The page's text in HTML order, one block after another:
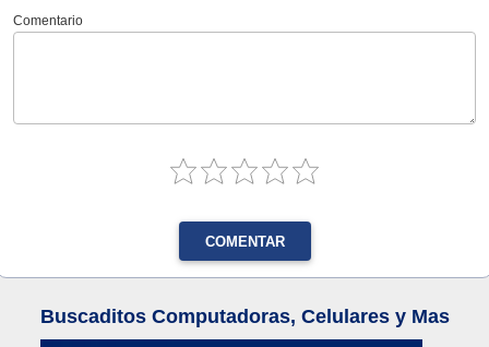
Comentario
COMENTAR
Buscaditos Computadoras, Celulares y Mas